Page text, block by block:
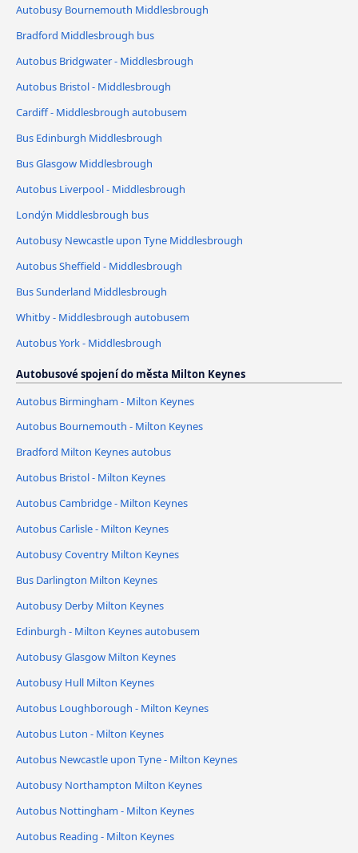
Autobusy Bournemouth Middlesbrough
Bradford Middlesbrough bus
Autobus Bridgwater - Middlesbrough
Autobus Bristol - Middlesbrough
Cardiff - Middlesbrough autobusem
Bus Edinburgh Middlesbrough
Bus Glasgow Middlesbrough
Autobus Liverpool - Middlesbrough
Londýn Middlesbrough bus
Autobusy Newcastle upon Tyne Middlesbrough
Autobus Sheffield - Middlesbrough
Bus Sunderland Middlesbrough
Whitby - Middlesbrough autobusem
Autobus York - Middlesbrough
Autobusové spojení do města Milton Keynes
Autobus Birmingham - Milton Keynes
Autobus Bournemouth - Milton Keynes
Bradford Milton Keynes autobus
Autobus Bristol - Milton Keynes
Autobus Cambridge - Milton Keynes
Autobus Carlisle - Milton Keynes
Autobusy Coventry Milton Keynes
Bus Darlington Milton Keynes
Autobusy Derby Milton Keynes
Edinburgh - Milton Keynes autobusem
Autobusy Glasgow Milton Keynes
Autobusy Hull Milton Keynes
Autobus Loughborough - Milton Keynes
Autobus Luton - Milton Keynes
Autobus Newcastle upon Tyne - Milton Keynes
Autobusy Northampton Milton Keynes
Autobus Nottingham - Milton Keynes
Autobus Reading - Milton Keynes